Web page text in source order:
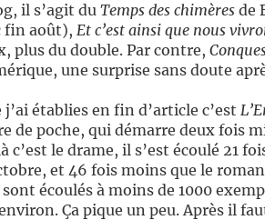
il s’agit du Temps des chimèresde
fin août), Et c’est ainsi que nous
plus du double. Par contre,
une surprise sans doute
établies en fin d’article c’est
de poche, qui démarre deux fois
c’est le drame, il s’est écoulé 21
et 46 fois moins que le
écoulés à moins de 1000
Ça pique un peu. Après il